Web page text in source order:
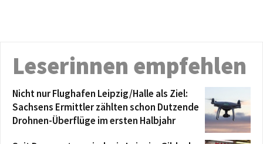
Leserinnen empfehlen
Nicht nur Flughafen Leipzig/Halle als Ziel:
Sachsens Ermittler zählten schon Dutzende
Drohnen-Überflüge im ersten Halbjahr